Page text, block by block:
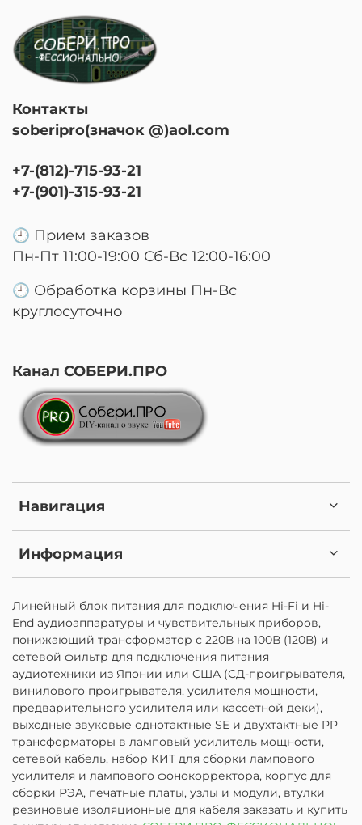
Навигация
Информация
Контакты
soberipro(значок @)aol.com
+7-(812)-715-93-21
+7-(901)-315-93-21
🕘 Прием заказов
Пн-Пт 11:00-19:00 Сб-Вс 12:00-16:00
🕘 Обработка корзины Пн-Вс
круглосуточно
Канал СОБЕРИ.ПРО
Линейный блок питания для подключения Hi-Fi и Hi-
End аудиоаппаратуры и чувствительных приборов,
понижающий трансформатор с 220В на 100В (120В) и
сетевой фильтр для подключения питания
аудиотехники из Японии или США (СД-проигрывателя,
винилового проигрывателя, усилителя мощности,
предварительного усилителя или кассетной деки),
выходные звуковые однотактные SE и двухтактные PP
трансформаторы в ламповый усилитель мощности,
сетевой кабель, набор КИТ для сборки лампового
усилителя и лампового фонокорректора, корпус для
сборки РЭА, печатные платы, узлы и модули, втулки
резиновые изоляционные для кабеля заказать и купить